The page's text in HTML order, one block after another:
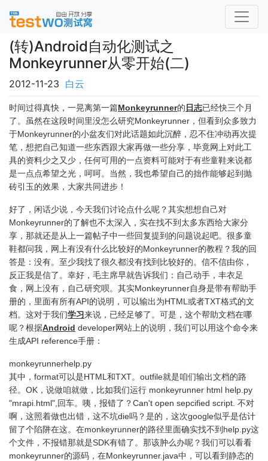
(转)Android自动化测试之
Monkeyrunner从零开始(二)
2012-11-23 白云
时间过得真快，一晃离第一篇Monkeyrunner的 日志已经快三个月
了。虽然在这段时间里没怎么研究Monkeyrunner，但看到众多致力
于Monkeyrunner的小盆友们对此话题如此沉醉，忍不住冲动再次提
笔，想把自己知道一些东西跟大家再做一些分享，毕竟网上对此工
具的资料少之又少，任何可用的一点资料可能对于有些童鞋来说都
是一点点希望之光，呵呵。当然，我也希望自己的拙作能够起到抛
砖引玉的效果，大家共同进步！
好了，闲话少说，今天我们讨论点什么呢？其实想想自己对
Monkeyrunner的了解也不太深入，实在找不到太多东西给大家分
享，那就还是从上一篇帖子中一些回复提到的问题说起吧。很多童
鞋都问我，网上有没有什么比较好的Monkeyrunner的教程？我的回
答是：没有。至少我找了很久都没有找到比较好的。信不信由你，
反正我是信了。幸好，毛主席早就告诉我们：自己动手，丰衣足
食，网上没有，自己研究呗。其实Monkeyrunner自身是带有帮助手
册的，里面有所有API的说明，可以输出为HTML或者TXT格式的文
档。这对于我们学习来说，已经足够了。可是，这个帮助文档在哪
呢？根据Android developer网站上的说明，我们可以用这个命令来
生成API reference手册：
monkeyrunnerhelp.py
其中，format可以是HTML和TXT。outfile就是咱们输出文档的路
径。OK，说做咱就做，比如我们运行 monkeyrunner html help.py
"mrapi.html",回车。咦，报错了？Can't open sepcified script. 不对
啊，这照着做也出错，这不坑die吗？是的，这次google似乎是估计
留了个陷阱在这。在monkeyrunner的路径里面确实找不到help.py这
个文件，不报错那就是SDK有错了。那该肿么办呢？我们可以看看
monkeyrunner的源码，在Monkeyrunner.java中，可以看到静态的